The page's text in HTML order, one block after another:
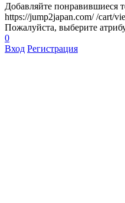
Добавляйте понравившиеся
https://jump2japan.com/ /cart/
Пожалуйста, выберите
0
Вход Регистрация